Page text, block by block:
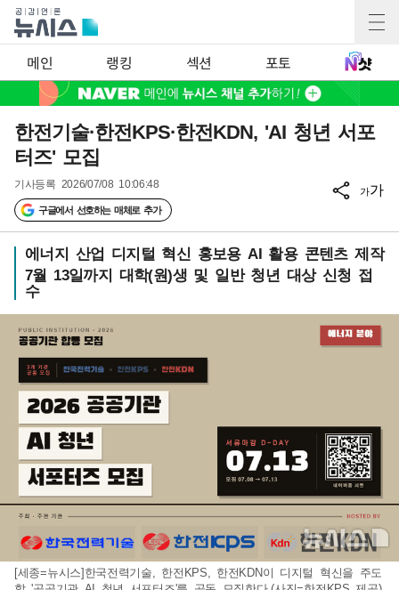
메인 랭킹 섹션 포토
한전기술·한전KPS·한전KDN, 'AI 청년 서포
터즈' 모집
기사등록 2026/07/08 10:06:48
구글에서 선호하는 매체로 추가
가가
에너지 산업 디지털 혁신 홍보용 AI 활용 콘텐츠 제작
7월 13일까지 대학(원)생 및 일반 청년 대상 신청 접
수
[세종=뉴시스]한국전력기술, 한전KPS, 한전KDN이 디지털 혁신을 주도